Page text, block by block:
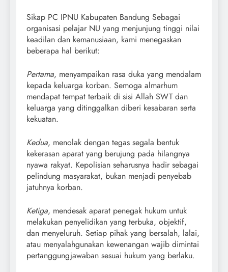
Sikap PC IPNU Kabupaten Bandung Sebagai
organisasi pelajar NU yang menjunjung tinggi nilai
keadilan dan kemanusiaan, kami menegaskan
beberapa hal berikut:
Pertama, menyampaikan rasa duka yang mendalam
kepada keluarga korban. Semoga almarhum
mendapat tempat terbaik di sisi Allah SWT dan
keluarga yang ditinggalkan diberi kesabaran serta
kekuatan.
Kedua, menolak dengan tegas segala bentuk
kekerasan aparat yang berujung pada hilangnya
nyawa rakyat. Kepolisian seharusnya hadir sebagai
pelindung masyarakat, bukan menjadi penyebab
jatuhnya korban.
Ketiga, mendesak aparat penegak hukum untuk
melakukan penyelidikan yang terbuka, objektif,
dan menyeluruh. Setiap pihak yang bersalah, lalai,
atau menyalahgunakan kewenangan wajib dimintai
pertanggungjawaban sesuai hukum yang berlaku.